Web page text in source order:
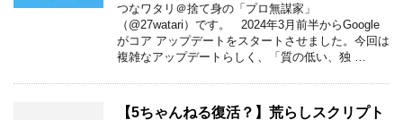
つなワタリ＠捨て身の「プロ無謀家」
（@27watari）です。 2024年3月前半からGoogle
がコア アップデートをスタートさせました。今回は
複雑なアップデートらしく、「質の低い、独 …
【5ちゃんねる復活？】荒らしスクリプト